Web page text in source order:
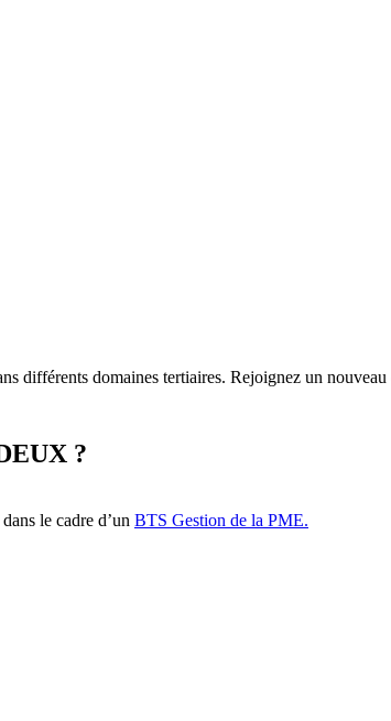
différents domaines tertiaires. Rejoignez un
?
le cadre d’un BTS Gestion de la PME.